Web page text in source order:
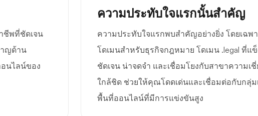
ชีพที่ชัดเจน
าญด้าน
นไลน์ของ
ความประทับใจแรกนั้นสำคัญ
ความประทับใจแรกพบสำคัญอย่างยิ่ง โดยเฉพา
โดเมนสำหรับธุรกิจกฎหมาย โดเมน .legal ที่แ
ชัดเจน น่าจดจำ และเชื่อมโยงกับสาขาความ
ใกล้ชิด ช่วยให้คุณโดดเด่นและเชื่อมต่อกับกลุ่
พื้นที่ออนไลน์ที่มีการแข่งขันสูง